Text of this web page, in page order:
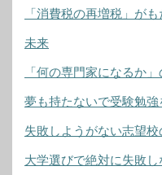
「消費税の再増税」が
未来
「何の専門家になるか
夢も持たないで受験勉強
失敗しようがない志望
大学選びで絶対に失敗し